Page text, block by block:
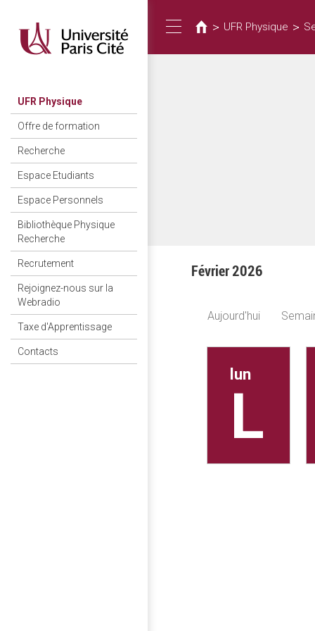
contenu
principal
UFR Physique
Offre de formation
Recherche
Espace Etudiants
Espace Personnels
Bibliothèque Physique
Recherche
Recrutement
Rejoignez-nous sur la
Webradio
Taxe d'Apprentissage
Contacts
Toggle
êtes
ici
> UFR Physique >
Février 2026
Aujourd'hui
lun